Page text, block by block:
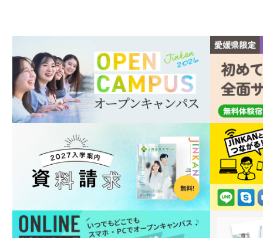
オープン
資料請求
受験生
一般・
企業の
卒業生
在学生
高校関